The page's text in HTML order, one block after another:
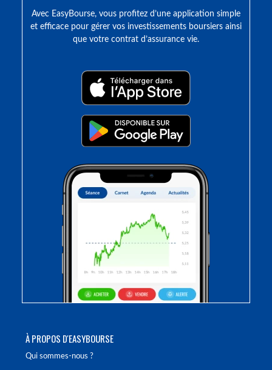
À PROPOS D'EASYBOURSE
Qui sommes-nous ?
Avec EasyBourse, vous profitez d’une application simple
et efficace pour gérer vos investissements boursiers ainsi
que votre contrat d’assurance vie.